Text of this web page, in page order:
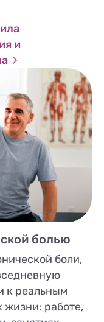
и
болью
боли,
к реальным
жизни: работе,